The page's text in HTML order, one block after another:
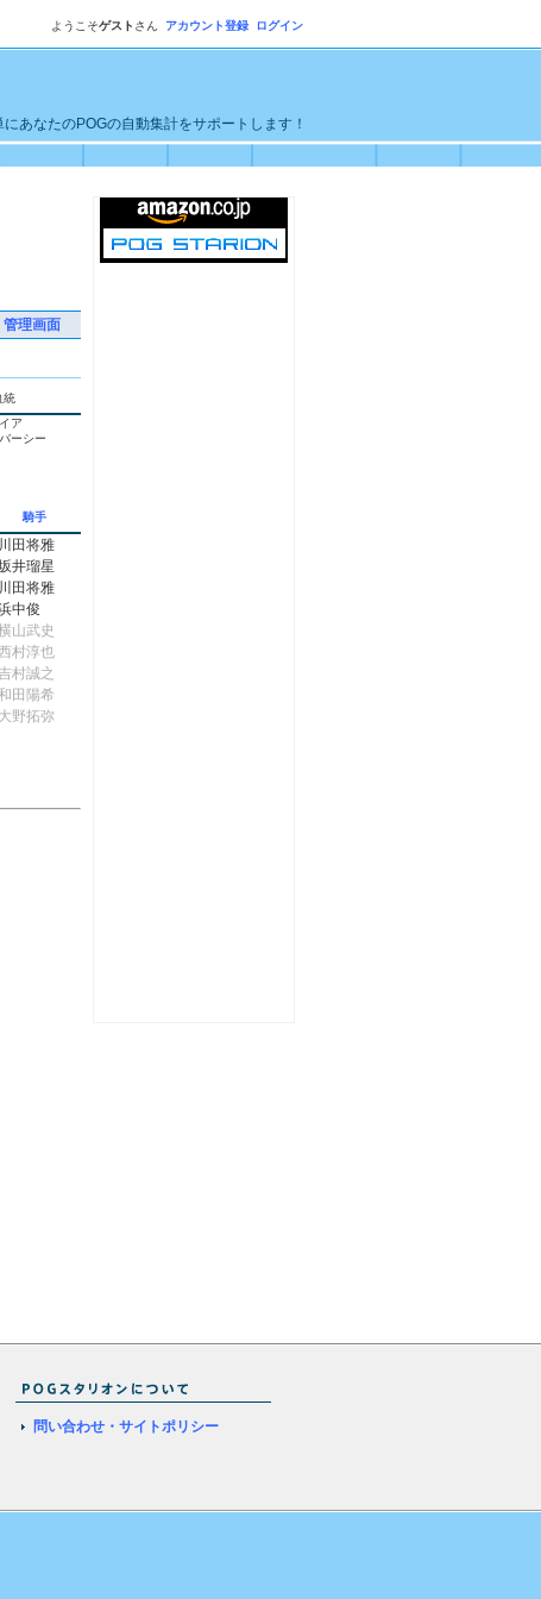
ようこそゲスト さん アカウント登録 ログイン
あなたのPOGの自動集計をサポートします！
管理画面
統
ア
ーシー
騎手
川田将雅
井瑠星
川田将雅
中俊
山武史
村淳也
村誠之
田陽希
大野拓弥
問い合わせ・サイトポリシー